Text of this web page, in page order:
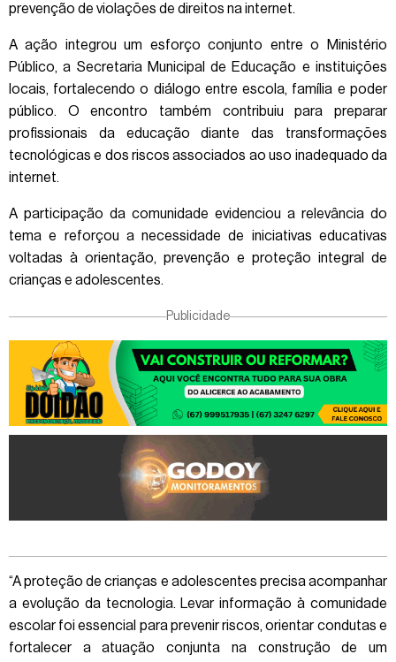
prevenção de violações de direitos na internet.
A ação integrou um esforço conjunto entre o Ministério
Público, a Secretaria Municipal de Educação e instituições
locais, fortalecendo o diálogo entre escola, família e poder
público. O encontro também contribuiu para preparar
profissionais da educação diante das transformações
tecnológicas e dos riscos associados ao uso inadequado da
internet.
A participação da comunidade evidenciou a relevância do
tema e reforçou a necessidade de iniciativas educativas
voltadas à orientação, prevenção e proteção integral de
crianças e adolescentes.
Publicidade
“A proteção de crianças e adolescentes precisa acompanhar
a evolução da tecnologia. Levar informação à comunidade
escolar foi essencial para prevenir riscos, orientar condutas e
fortalecer a atuação conjunta na construção de um